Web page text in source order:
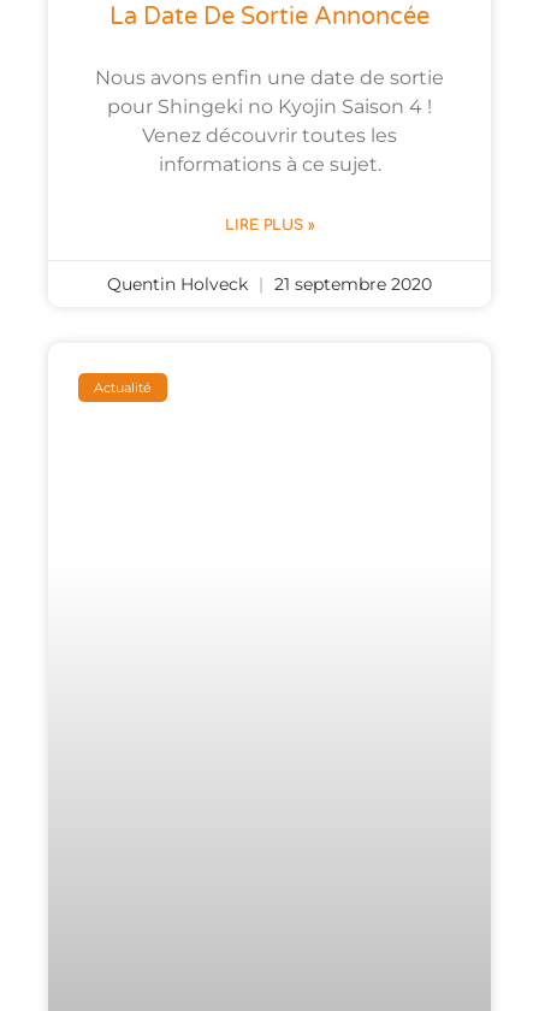
La Date De Sortie Annoncée
Nous avons enfin une date de sortie
pour Shingeki no Kyojin Saison 4 !
Venez découvrir toutes les
informations à ce sujet.
LIRE PLUS »
Quentin Holveck 21 septembre 2020
Actualité